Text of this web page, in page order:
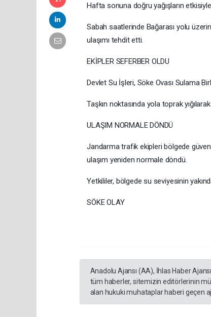
Hafta sonuna doğru yağışların
Sabah saatlerinde Bağarası yolu
ulaşımı tehdit etti.
EKİPLER SEFERBER OLDU
Devlet Su İşleri, Söke Ovası Sulama
Taşkın noktasında yola toprak
ULAŞIM NORMALE DÖNDÜ
Jandarma trafik ekipleri bölgede
ulaşım yeniden normale döndü.
Yetkililer, bölgede su seviyesinin
SÖKE OLAY
Anadolu Ajansı (AA), İhlas Haber
tüm haberler, sitemizin editörlerinin
alan hukuki muhataplar haberi geçen